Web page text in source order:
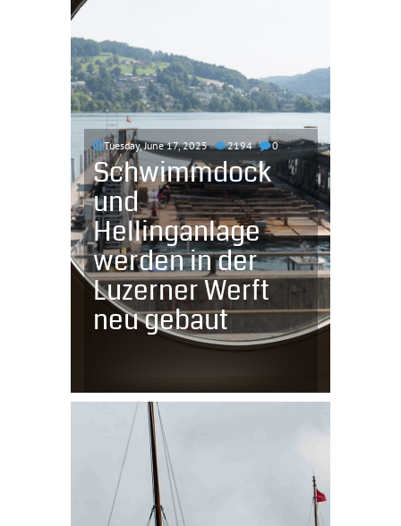
Tuesday, June 17, 2025 2194 0
Schwimmdock
und
Hellinganlage
werden in der
Luzerner Werft
neu gebaut